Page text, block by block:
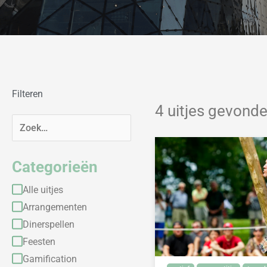
Filteren
Categorieën
Alle uitjes
Arrangementen
Dinerspellen
Feesten
Gamification
4 uitjes